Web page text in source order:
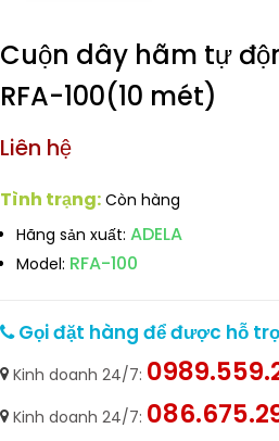
Cuộn dây hãm tự
RFA-100(10 mét)
Liên hệ
Tình trạng: Còn hàng
Hãng sản xuất: ADELA
Model: RFA-100
Gọi đặt hàng để được hỗ
Kinh doanh 24/7:
Kinh doanh 24/7: